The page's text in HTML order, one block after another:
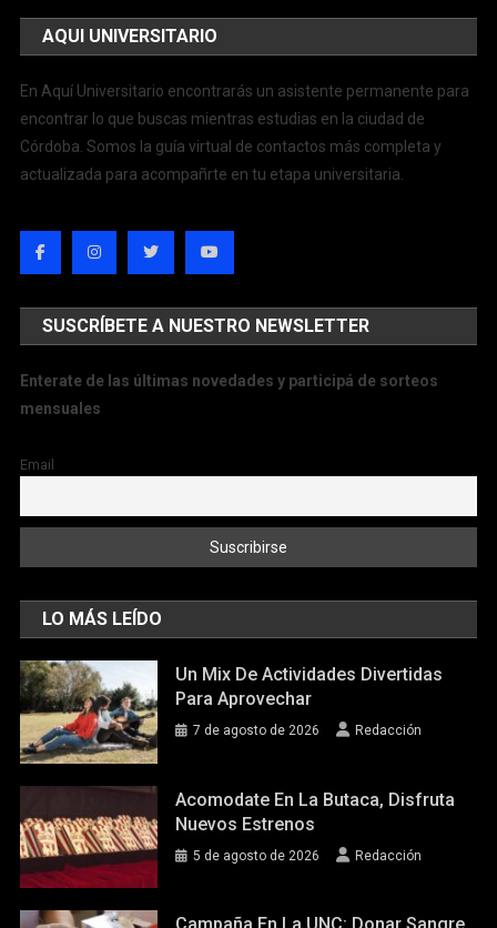
AQUI UNIVERSITARIO
En Aquí Universitario encontrarás un asistente permanente para
encontrar lo que buscas mientras estudias en la ciudad de
Córdoba. Somos la guía virtual de contactos más completa y
actualizada para acompañrte en tu etapa universitaria.
SUSCRÍBETE A NUESTRO NEWSLETTER
Enterate de las últimas novedades y participá de sorteos
mensuales
Email
LO MÁS LEÍDO
Un Mix De Actividades Divertidas
Para Aprovechar
7 de agosto de 2026 Redacción
Acomodate En La Butaca, Disfruta
Nuevos Estrenos
5 de agosto de 2026 Redacción